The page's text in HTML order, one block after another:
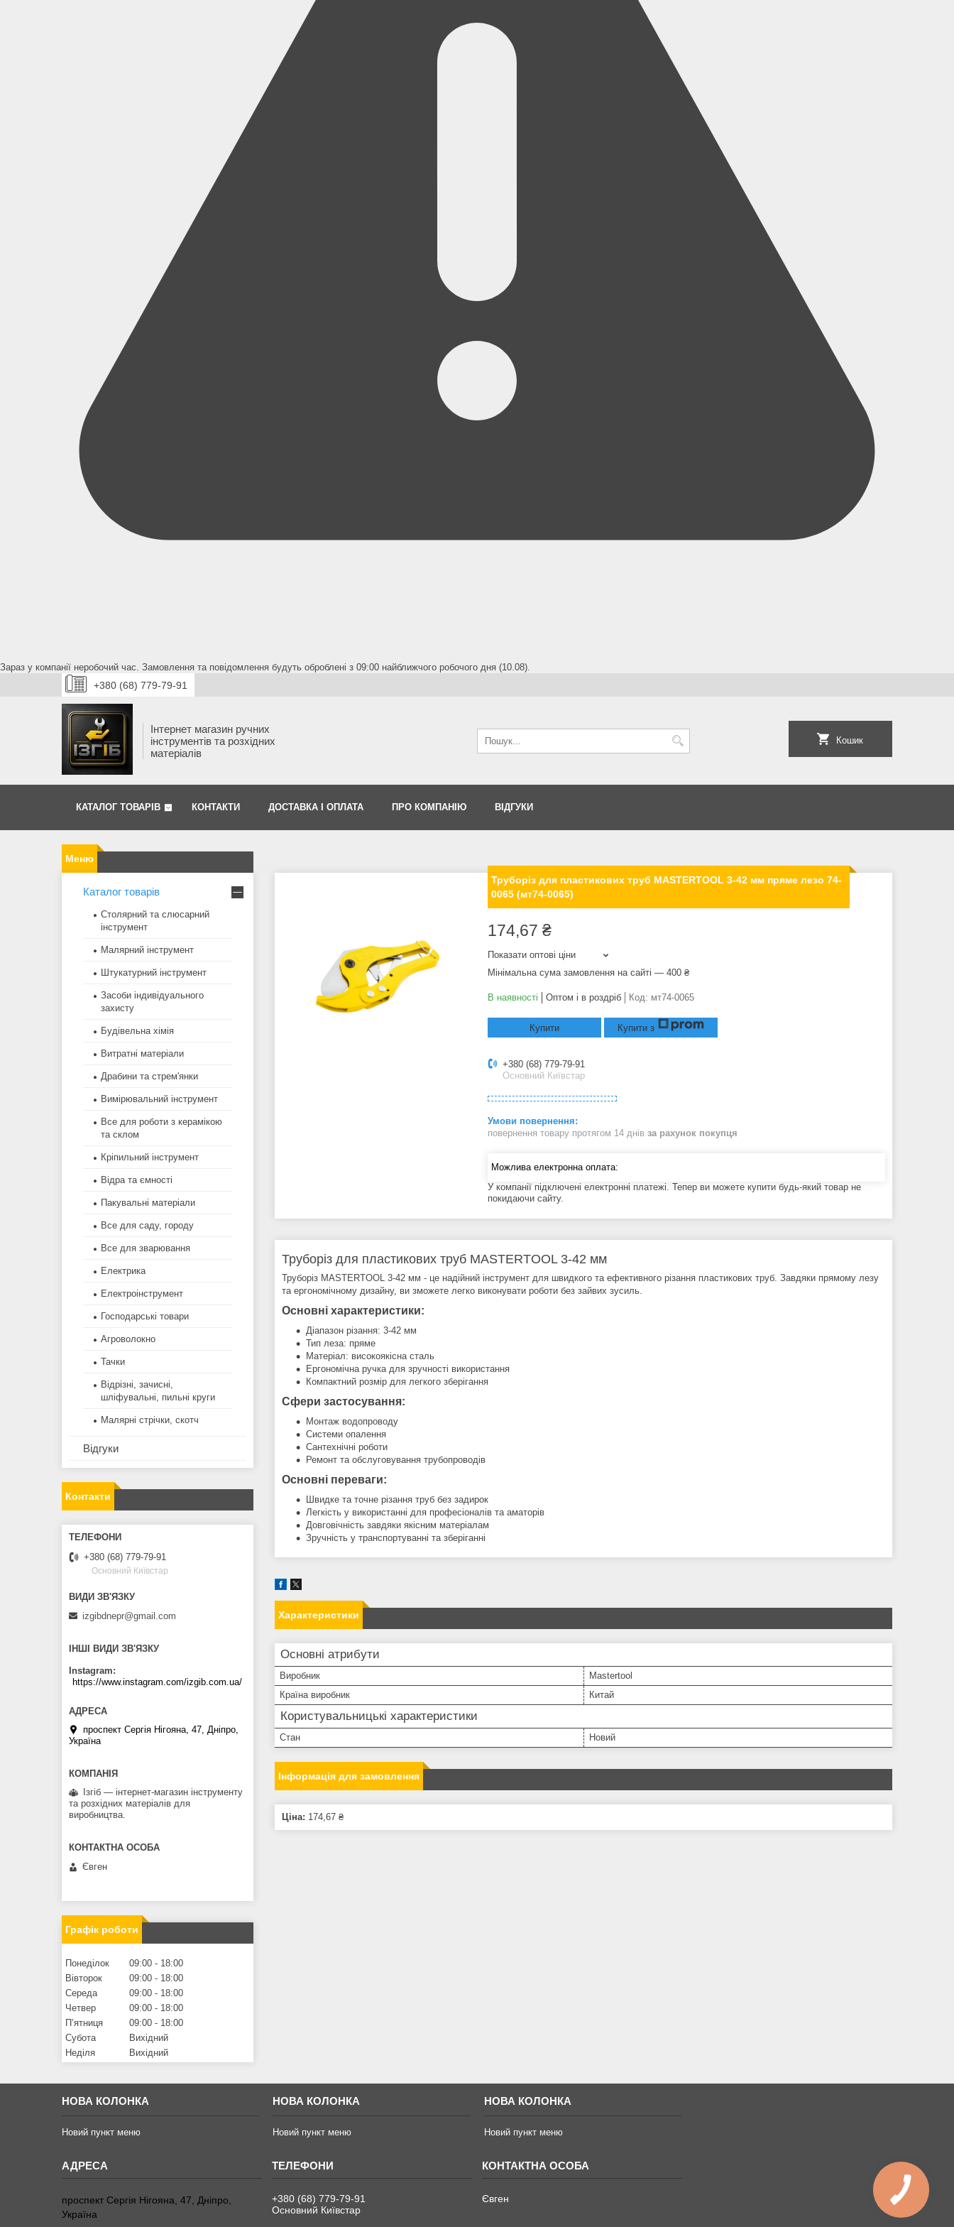
Зараз у компанії неробочий час. Замовлення та повідомлення будуть оброблені з 09:00 найближчого робочого дня (10.08).
+380 (68) 779-79-91
Інтернет магазин ручних
інструментів та розхідних
матеріалів
Кошик
КАТАЛОГ ТОВАРІВ КОНТАКТИ ДОСТАВКА І ОПЛАТА ПРО КОМПАНІЮ ВІДГУКИ
Труборіз для пластикових труб MASTERTOOL 3-42 мм пряме лезо 74-
0065 (мт74-0065)
174,67 ₴
Показати оптові ціни
Мінімальна сума замовлення на сайті — 400 ₴
В наявності Оптом і в роздріб Код: мт74-0065
Купити Купити з
+380 (68) 779-79-91
Основний Київстар
повернення товару протягом 14 днів за рахунок покупця
У компанії підключені електронні платежі. Тепер ви можете купити будь-який товар не
покидаючи сайту.
Труборіз для пластикових труб MASTERTOOL 3-42 мм
Труборіз MASTERTOOL 3-42 мм - це надійний інструмент для швидкого та ефективного різання пластикових труб. Завдяки прямому лезу
та ергономічному дизайну, ви зможете легко виконувати роботи без зайвих зусиль.
Основні характеристики:
Діапазон різання: 3-42 мм
Тип леза: пряме
Матеріал: високоякісна сталь
Ергономічна ручка для зручності використання
Компактний розмір для легкого зберігання
Сфери застосування:
Монтаж водопроводу
Системи опалення
Сантехнічні роботи
Ремонт та обслуговування трубопроводів
Основні переваги:
Швидке та точне різання труб без задирок
Легкість у використанні для професіоналів та аматорів
Довговічність завдяки якісним матеріалам
Зручність у транспортуванні та зберіганні
Характеристики
Основні атрибути
Виробник
Mastertool
Країна виробник
Китай
Користувальницькі характеристики
Стан Новий
Інформація для замовлення
Ціна: 174,67 ₴
Каталог товарів
Столярний та слюсарний
інструмент
Малярний інструмент
Штукатурний інструмент
Засоби індивідуального
захисту
Будівельна хімія
Витратні матеріали
Драбини та стрем'янки
Вимірювальний інструмент
Все для роботи з керамікою
та склом
Кріпильний інструмент
Відра та ємності
Пакувальні матеріали
Все для саду, городу
Все для зварювання
Електрика
Електроінструмент
Господарські товари
Агроволокно
Тачки
Відрізні, зачисні,
шліфувальні, пильні круги
Малярні стрічки, скотч
Відгуки
Контакти
+380 (68) 779-79-91
Основний Київстар
izgibdnepr@gmail.com
ІНШІ ВИДИ ЗВ'ЯЗКУ
Instagram
https://www.instagram.com/izgib.com.ua/
проспект Сергія Нігояна, 47, Дніпро,
Україна
Ізгіб — інтернет-магазин інструменту
та розхідних матеріалів для
виробництва.
Євген
Графік роботи
Понеділок 09:00
18:00
Вівторок
09:00
18:00
Середа
09:00
18:00
Четвер
09:00
18:00
Пʼятниця
09:00
18:00
Субота
Вихідний
Неділя
Вихідний
НОВА КОЛОНКА
Новий пункт меню
НОВА КОЛОНКА
Новий пункт меню
НОВА КОЛОНКА
Новий пункт меню
проспект Сергія Нігояна, 47, Дніпро,
Україна
+380 (68) 779-79-91
Основний Київстар
Євген